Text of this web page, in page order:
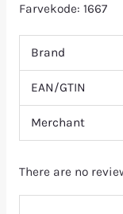
Farvekode: 1667
Brand
EAN/GTIN
Merchant
There are no